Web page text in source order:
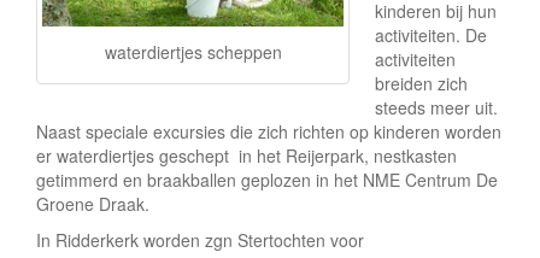
waterdiertjes scheppen
kinderen bij hun
activiteiten. De
activiteiten
breiden zich
steeds meer uit.
Naast speciale excursies die zich richten op kinderen worden
er waterdiertjes geschept in het Reijerpark, nestkasten
getimmerd en braakballen geplozen in het NME Centrum De
Groene Draak.
In Ridderkerk worden zgn Stertochten voor